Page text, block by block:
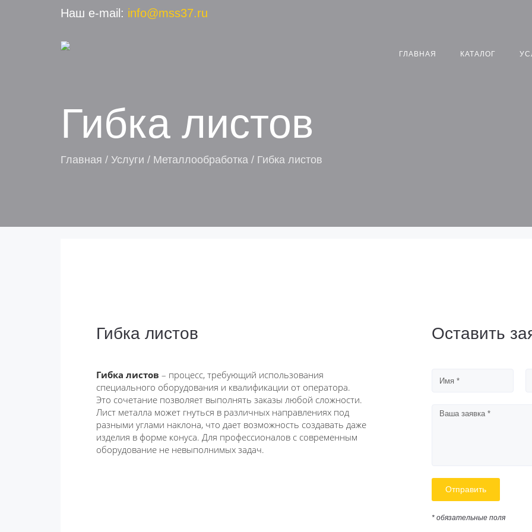
Наш e-mail: info@mss37.ru
ГЛАВНАЯ КАТАЛОГ
Гибка листов
Главная / Услуги / Металлообработка / Гибка листов
Гибка листов
Гибка листов – процесс, требующий использования
специального оборудования и квалификации от оператора.
Это сочетание позволяет выполнять заказы любой сложности.
Лист металла может гнуться в различных направлениях под
разными углами наклона, что дает возможность создавать даже
изделия в форме конуса. Для профессионалов с современным
оборудование не невыполнимых задач.
Оставить
Отправить
* обязательные поля